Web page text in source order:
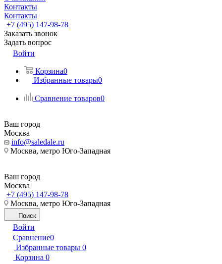
Контакты
Контакты
+7 (495) 147-98-78
Заказать звонок
Задать вопрос
Войти
Корзина0
Избранные товары0
Сравнение товаров0
Ваш город
Москва
info@saledale.ru
Москва, метро Юго-Западная
Ваш город
Москва
+7 (495) 147-98-78
Москва, метро Юго-Западная
Поиск
Войти
Сравнение0
Избранные товары 0
Корзина 0